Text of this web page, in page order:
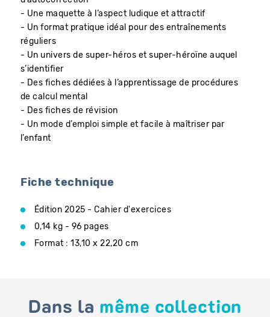
- Une maquette à l’aspect ludique et attractif
- Un format pratique idéal pour des entraînements
réguliers
- Un univers de super-héros et super-héroïne auquel
s’identifier
- Des fiches dédiées à l’apprentissage de procédures
de calcul mental
- Des fiches de révision
- Un mode d’emploi simple et facile à maîtriser par
l’enfant
Fiche technique
Édition 2025 - Cahier d'exercices
0,14 kg - 96 pages
Format : 13,10 x 22,20 cm
Dans la même collection